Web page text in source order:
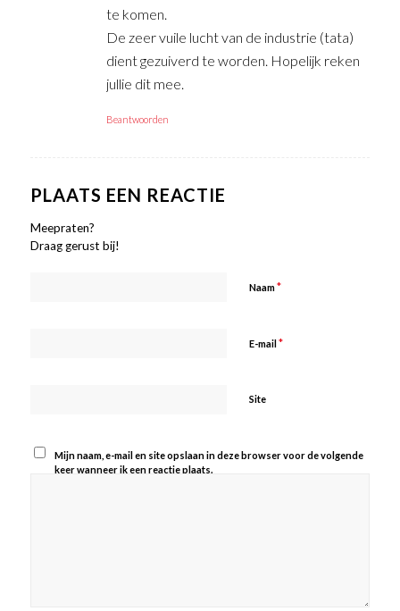
te komen.
De zeer vuile lucht van de industrie (tata)
dient gezuiverd te worden. Hopelijk reken
jullie dit mee.
Beantwoorden
PLAATS EEN REACTIE
Meepraten?
Draag gerust bij!
Naam*
E-mail *
Site
Mijn naam, e-mail en site opslaan in deze browser voor de volgende
keer wanneer ik een reactie plaats.